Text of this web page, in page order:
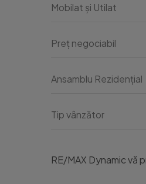
Mobilat și Utilat
Preț negociabil
Ansamblu Rezidențial
Tip vânzător
RE/MAX Dynamic vă